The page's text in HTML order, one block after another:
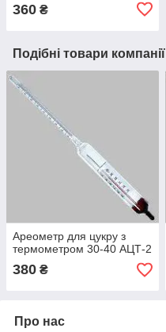
360 ₴
Подібні товари компанії
Ареометр для цукру з
термометром 30-40 АЦТ-2
380 ₴
Про нас